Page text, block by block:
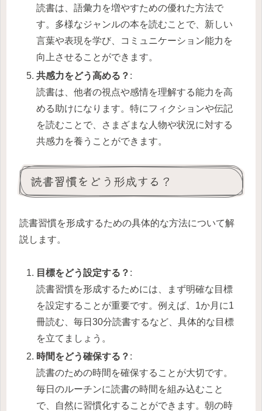
読書は、語彙力を増やすための優れた方法で
す。多様なジャンルの本を読むことで、新しい
言葉や表現を学び、コミュニケーション能力を
向上させることができます。
共感力をどう高める？ :
読書は、他者の視点や感情を理解する能力を高
める助けになります。特にフィクションや伝記
を読むことで、さまざまな人物や状況に対する
共感力を養うことができます。
読書習慣をどう形成する？
読書習慣を形成するための具体的な方法について解
説します。
目標をどう設定する？ :
読書習慣を形成するためには、まず明確な目標
を設定することが重要です。例えば、1か月に1
冊読む、毎日30分読書するなど、具体的な目標
を立てましょう。
時間をどう確保する？ :
読書のための時間を確保することが大切です。
毎日のルーチンに読書の時間を組み込むこと
で、自然に習慣化することができます。朝の時